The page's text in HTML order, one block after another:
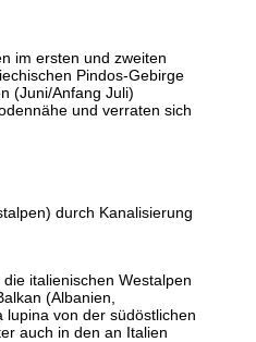
im ersten und zweiten
Pindos-Gebirge
(Juni/Anfang Juli)
und verraten sich
durch Kanalisierung
italienischen Westalpen
(Albanien,
lupina von der südöstlichen
auch in den an Italien